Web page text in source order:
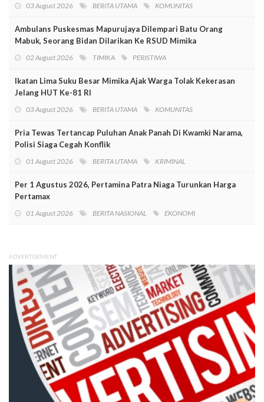
03 August 2026 BERITA UTAMA KOMUNITAS
Ambulans Puskesmas Mapurujaya Dilempari Batu Orang
Mabuk, Seorang Bidan Dilarikan Ke RSUD Mimika
02 August 2026 TIMIKA PERISTIWA
Ikatan Lima Suku Besar Mimika Ajak Warga Tolak Kekerasan
Jelang HUT Ke-81 RI
03 August 2026 BERITA UTAMA KOMUNITAS
Pria Tewas Tertancap Puluhan Anak Panah Di Kwamki Narama,
Polisi Siaga Cegah Konflik
01 August 2026 BERITA UTAMA KRIMINAL
Per 1 Agustus 2026, Pertamina Patra Niaga Turunkan Harga
Pertamax
01 August 2026 BERITA NASIONAL EKONOMI
ADVERTISEMENT